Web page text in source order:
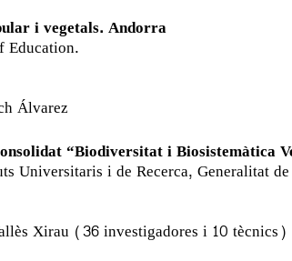
i vegetals. Andorra
Education.
Álvarez
“Biodiversitat i Biosistemàtica
Universitaris i de Recerca, Generalitat
Xirau (36 investigadores i 10 tècnics)